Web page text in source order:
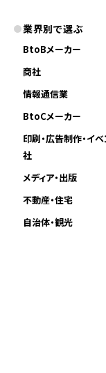
業界別で選ぶ
BtoBメーカー
商社
情報通信業
BtoCメーカー
印刷・広告制作・イ
社
メディア・出版
不動産・住宅
自治体・観光